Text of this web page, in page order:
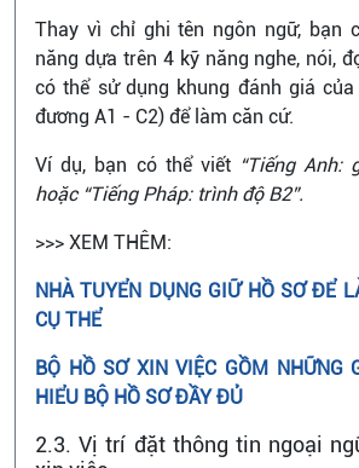
Thay vì chỉ ghi tên ngôn ngữ, bạn
năng dựa trên 4 kỹ năng nghe, nói,
có thể sử dụng khung đánh giá
đương A1 - C2) để làm căn cứ.
Ví dụ, bạn có thể viết “Tiếng Anh:
hoặc “Tiếng Pháp: trình độ B2”.
>>> XEM THÊM:
NHÀ TUYỂN DỤNG GIỮ HỒ SƠ ĐỂ
CỤ THỂ
BỘ HỒ SƠ XIN VIỆC GỒM NHỮNG
HIỂU BỘ HỒ SƠ ĐẦY ĐỦ
2.3. Vị trí đặt thông tin ngoại